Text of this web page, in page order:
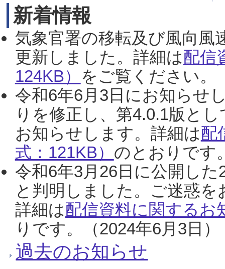
新着情報
気象官署の移転及び風向風
更新しました。詳細は配信
124KB） をご覧ください。
令和6年6月3日にお知らせ
りを修正し、第4.0.1版と
お知らせします。詳細は配
式：121KB） のとおりです
令和6年3月26日に公開し
と判明しました。ご迷惑
詳細は配信資料に関するお
りです。（2024年6月3日）
過去のお知らせ